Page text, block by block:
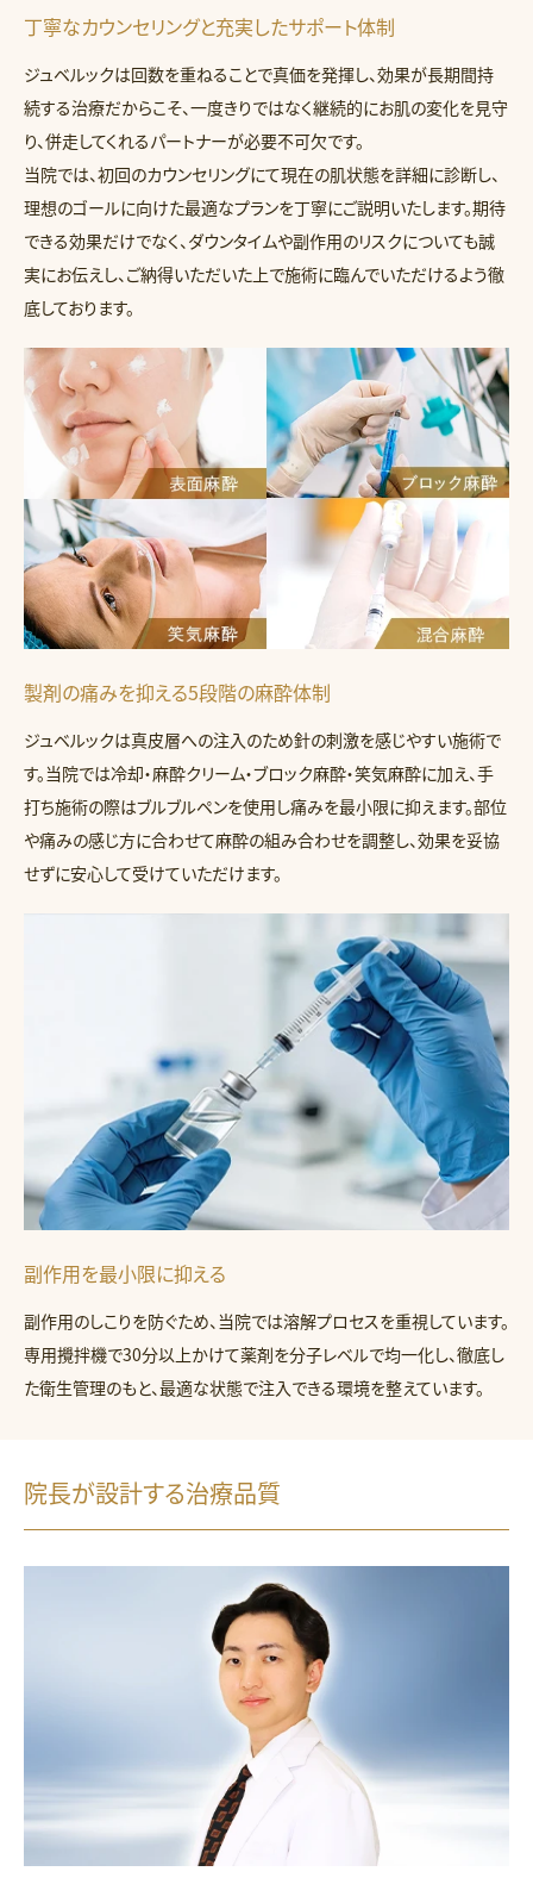
丁寧なカウンセリングと充実したサポート体制
ジュベルックは回数を重ねることで真価を発揮し、効果が長期間持
続する治療だからこそ、一度きりではなく継続的にお肌の変化を見守
り、併走してくれるパートナーが必要不可欠です。
当院では、初回のカウンセリングにて現在の肌状態を詳細に診断し、
理想のゴールに向けた最適なプランを丁寧にご説明いたします。期待
できる効果だけでなく、ダウンタイムや副作用のリスクについても誠
実にお伝えし、ご納得いただいた上で施術に臨んでいただけるよう徹
底しております。
製剤の痛みを抑える5段階の麻酔体制
ジュベルックは真皮層への注入のため針の刺激を感じやすい施術で
す。当院では冷却・麻酔クリーム・ブロック麻酔・笑気麻酔に加え、手
打ち施術の際はブルブルペンを使用し痛みを最小限に抑えます。部位
や痛みの感じ方に合わせて麻酔の組み合わせを調整し、効果を妥協
せずに安心して受けていただけます。
副作用を最小限に抑える
副作用のしこりを防ぐため、当院では溶解プロセスを重視しています。
専用攪拌機で30分以上かけて薬剤を分子レベルで均一化し、徹底し
た衛生管理のもと、最適な状態で注入できる環境を整えています。
院長が設計する治療品質